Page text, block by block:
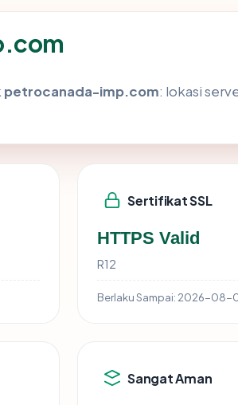
petrocanada-imp.com: lokasi
Sertifikat SSL
HTTPS Valid
R12
Berlaku Sampai: 2026-08-
Sangat Aman